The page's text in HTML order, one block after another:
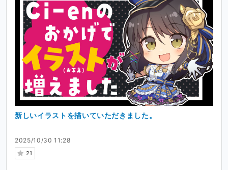
2025/10/30 11:28
21
新しいイラストを描いていただきました。